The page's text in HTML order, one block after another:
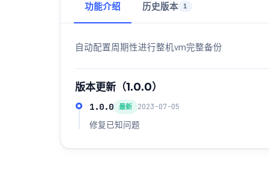
功能介绍 历史版本 1
自动配置周期性进行整机vm完整备份
版本更新（1.0.0）
1.0.0 最新 2023-07-05
修复已知问题